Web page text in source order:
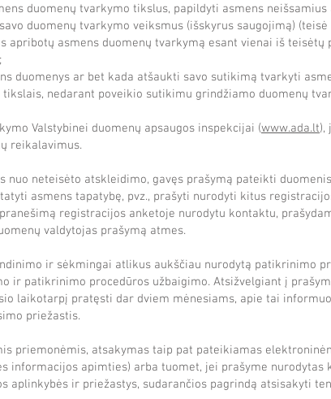
duomenų tvarkymo tikslus, papildyti asmens
duomenų tvarkymo veiksmus (išskyrus saugojimą)
apribotų asmens duomenų tvarkymą esant vienai iš teisėtų
duomenys ar bet kada atšaukti savo sutikimą tvarkyti
nedarant poveikio sutikimu grindžiamo duomenų
Valstybinei duomenų apsaugos inspekcijai (www.ada.lt),
reikalavimus.
nuo neteisėto atskleidimo, gavęs prašymą pateikti
asmens tapatybę, pvz., prašyti nurodyti kitus
registracijos anketoje nurodytu kontaktu,
valdytojas prašymą atmes.
ir sėkmingai atlikus aukščiau nurodytą patikrinimo
ir patikrinimo procedūros užbaigimo. Atsižvelgiant į
laikotarpį pratęsti dar dviem mėnesiams, apie tai
priežastis.
priemonėmis, atsakymas taip pat pateikiamas
informacijos apimties) arba tuomet, jei prašyme nurodytas
aplinkybės ir priežastys, sudarančios pagrindą atsisakyti